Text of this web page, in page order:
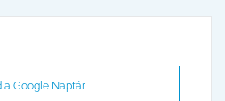
a Google Naptár